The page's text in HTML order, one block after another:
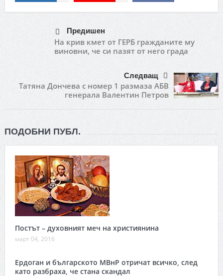
Предишен
На крив кмет от ГЕРБ гражданите му
виновни, че си пазят от него града
Следващ
Татяна Дончева с номер 1 размаза АБВ
генерала Валентин Петров
ПОДОБНИ ПУБЛ.
Постът – духовният меч на християнина
март 04, 2016
Ердоган и българското МВнР отричат всичко, след
като разбраха, че стана скандал